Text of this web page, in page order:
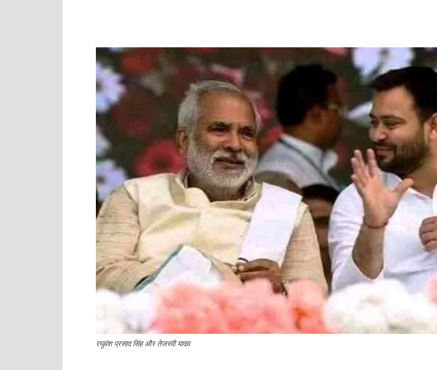
रघुवंश प्रसाद सिंह और तेजस्वी यादव